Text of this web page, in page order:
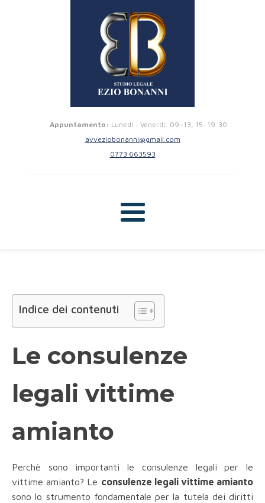
Appuntamento: Lunedi - Venerdi: 09–13, 15–19:30
avveziobonanni@gmail.com
0773 663593
Indice dei contenuti
Le consulenze
legali vittime
amianto
Perchè sono importanti le consulenze legali per le
vittime amianto? Le consulenze legali vittime amianto
sono lo strumento fondamentale per la tutela dei diritti